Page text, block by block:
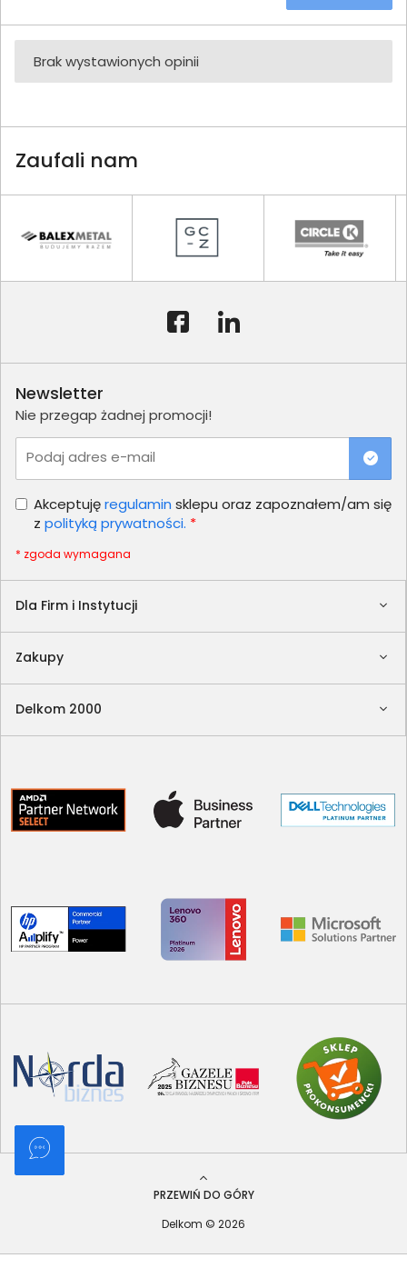
Brak wystawionych opinii
Zaufali nam
Dla Firm i Instytucji
Zakupy
Delkom 2000
Newsletter
Nie przegap żadnej promocji!
Podaj adres e-mail
Akceptujęregulamin sklepu oraz zapoznałem/am się
z polityką prywatności. *
* zgoda wymagana
PRZEWIŃ DO GÓRY
Delkom © 2026